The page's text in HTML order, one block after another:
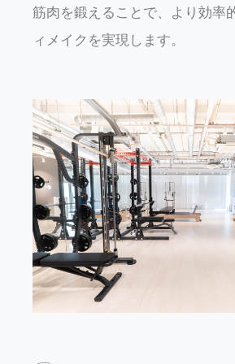
筋肉を鍛えることで、より効率
ィメイクを実現します。